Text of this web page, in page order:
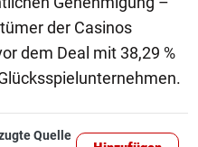
der Casinos
dem Deal mit 38,29 %
Quelle